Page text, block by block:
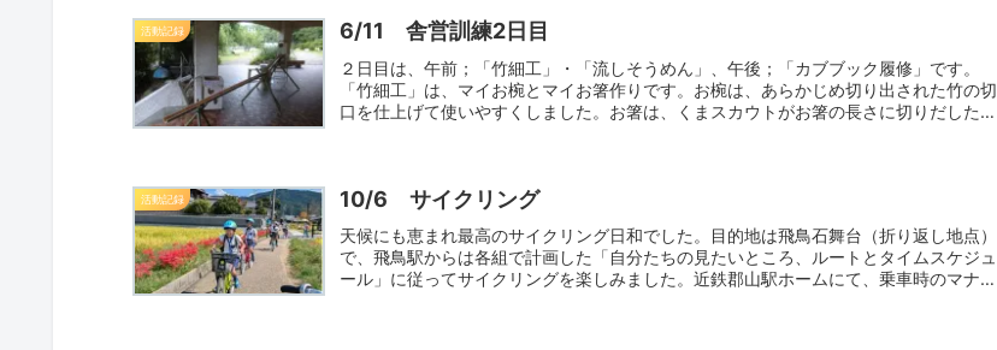
活動記録 6/11 舎営訓練2日目
２日目は、午前；「竹細工」・「流しそうめん」、午後；「カブブック履修」です。
「竹細工」は、マイお椀とマイお箸作りです。お椀は、あらかじめ切り出された竹の切
口を仕上げて使いやすくしました。お箸は、くまスカウトがお箸の長さに切りだした竹
活動記録 10/6 サイクリング
天候にも恵まれ最高のサイクリング日和でした。目的地は飛鳥石舞台（折り返し地点）
で、飛鳥駅からは各組で計画した「自分たちの見たいところ、ルートとタイムスケジュ
ール」に従ってサイクリングを楽しみました。近鉄郡山駅ホームにて、乗車時のマナー